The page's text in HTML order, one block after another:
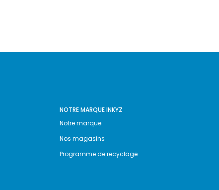
NOTRE MARQUE INKYZ
Notre marque
Nos magasins
Programme de recyclage